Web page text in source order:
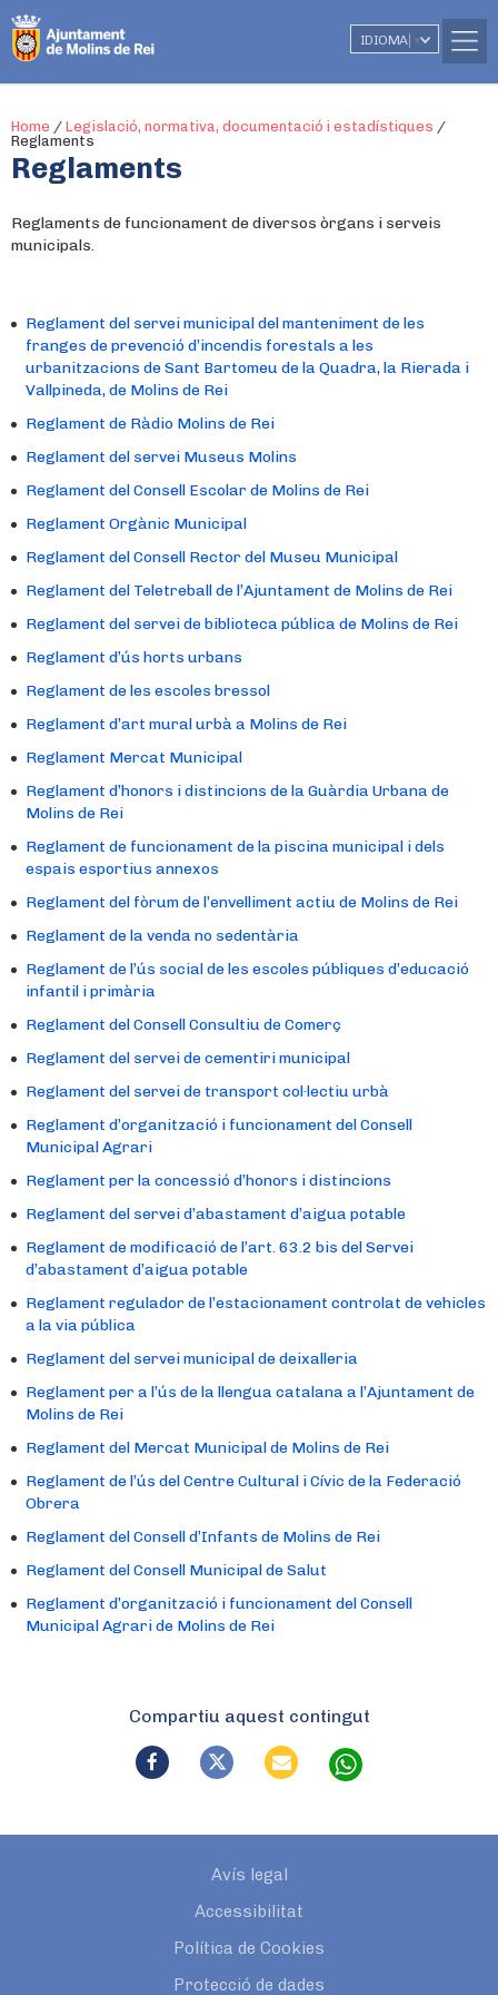
IDIOMA ▼
Home / Legislació, normativa, documentació i estadístiques /
Reglaments
Reglaments
Reglaments de funcionament de diversos òrgans i serveis
municipals.
Reglament del servei municipal del manteniment de les
franges de prevenció d’incendis forestals a les
urbanitzacions de Sant Bartomeu de la Quadra, la Rierada i
Vallpineda, de Molins de Rei
Reglament de Ràdio Molins de Rei
Reglament del servei Museus Molins
Reglament del Consell Escolar de Molins de Rei
Reglament Orgànic Municipal
Reglament del Consell Rector del Museu Municipal
Reglament del Teletreball de l’Ajuntament de Molins de Rei
Reglament del servei de biblioteca pública de Molins de Rei
Reglament d’ús horts urbans
Reglament de les escoles bressol
Reglament d’art mural urbà a Molins de Rei
Reglament Mercat Municipal
Reglament d’honors i distincions de la Guàrdia Urbana de
Molins de Rei
Reglament de funcionament de la piscina municipal i dels
espais esportius annexos
Reglament del fòrum de l’envelliment actiu de Molins de Rei
Reglament de la venda no sedentària
Reglament de l’ús social de les escoles públiques d’educació
infantil i primària
Reglament del Consell Consultiu de Comerç
Reglament del servei de cementiri municipal
Reglament del servei de transport col·lectiu urbà
Reglament d’organització i funcionament del Consell
Municipal Agrari
Reglament per la concessió d’honors i distincions
Reglament del servei d’abastament d’aigua potable
Reglament de modificació de l’art. 63.2 bis del Servei
d’abastament d’aigua potable
Reglament regulador de l’estacionament controlat de vehicles
a la via pública
Reglament del servei municipal de deixalleria
Reglament per a l’ús de la llengua catalana a l’Ajuntament de
Molins de Rei
Reglament del Mercat Municipal de Molins de Rei
Reglament de l’ús del Centre Cultural i Cívic de la Federació
Obrera
Reglament del Consell d’Infants de Molins de Rei
Reglament del Consell Municipal de Salut
Reglament d’organització i funcionament del Consell
Municipal Agrari de Molins de Rei
Compartiu aquest contingut
Avís legal
Accessibilitat
Política de Cookies
Protecció de dades